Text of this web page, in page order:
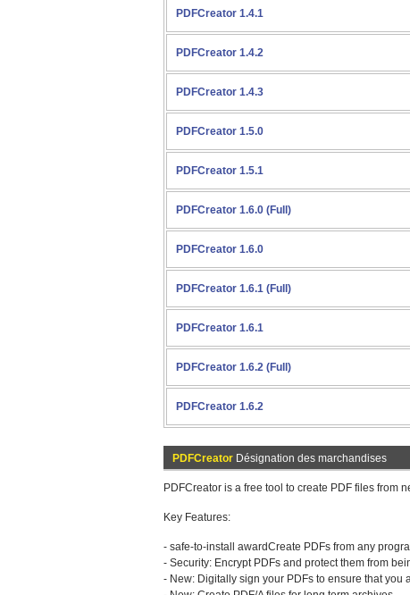
PDFCreator 1.4.1
PDFCreator 1.4.2
PDFCreator 1.4.3
PDFCreator 1.5.0
PDFCreator 1.5.1
PDFCreator 1.6.0 (Full)
PDFCreator 1.6.0
PDFCreator 1.6.1 (Full)
PDFCreator 1.6.1
PDFCreator 1.6.2 (Full)
PDFCreator 1.6.2
PDFCreator Désignation des marchandises
PDFCreator is a free tool to create PDF files from
Key Features:
- safe-to-install awardCreate PDFs from any
- Security: Encrypt PDFs and protect them from
- New: Digitally sign your PDFs to ensure that